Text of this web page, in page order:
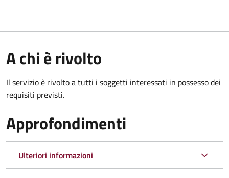
A chi è rivolto
Il servizio è rivolto a tutti i soggetti interessati in possesso dei
requisiti previsti.
Approfondimenti
Ulteriori informazioni